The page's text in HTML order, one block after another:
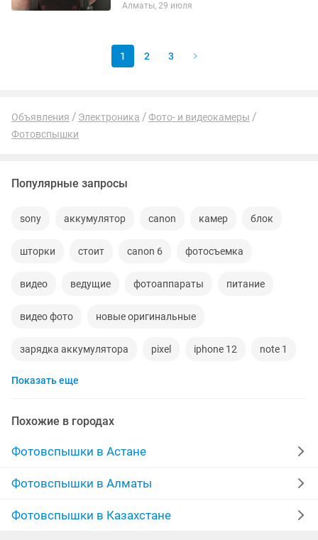
Алматы, 29 июля
1 2 3
Объявления Электроника
Фото- и видеокамеры
Фотовспышки
Популярные запросы
sony аккумулятор canon камер блок
шторки стоит canon 6 фотосъемка
видео ведущие фотоаппараты питание
видео фото новые оригинальные
зарядка аккумулятора pixel iphone 12 note 1
синтезатор
аккумуляторы iphone аккумулятор айфон
телефон айфон 10 телефон samsung
5 se note4 телефон samsung galaxy
Показать еще
Похожие в городах
Фотовспышки в Астане
Фотовспышки в Алматы
Фотовспышки в Казахстане